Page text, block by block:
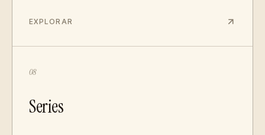
EXPLORAR
08
Series